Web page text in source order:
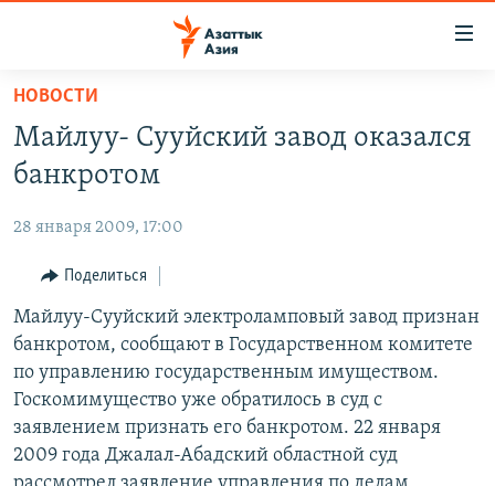
Вернуться
основному
содержанию
Вернутся
навигации
Вернутся
поиску
КАЗАХСТАН
УЗБЕКИСТАН
ТАДЖИКИСТАН
НОВОСТИ
ВОЙНА В УКРАИНЕ
НА ДРУГИХ ЯЗЫКАХ
ҚАЗАҚША
КЫРГЫЗЧА
ЎЗБЕКЧА
ТОҶИКӢ
TÜRKMENÇE
Все сайты РСЕ/РС
НОВОСТИ
Майлуу- Сууйский завод оказался
банкротом
28 января 2009, 17:00
Поделиться
Майлуу-Сууйский электроламповый завод признан
банкротом, сообщают в Государственном комитете
по управлению государственным имуществом.
Госкомимущество уже обратилось в суд с
заявлением признать его банкротом. 22 января
2009 года Джалал-Абадский областной суд